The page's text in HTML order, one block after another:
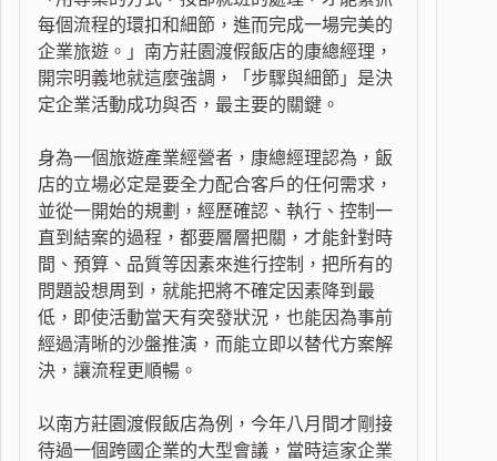
每個流程的環扣和細節，進而完成一場完美的
企業旅遊。」南方莊園渡假飯店的康總經理，
開宗明義地就這麼強調，「步驟與細節」是決
定企業活動成功與否，最主要的關鍵。
身為一個旅遊產業經營者，康總經理認為，飯
店的立場必定是要全力配合客戶的任何需求，
並從一開始的規劃，經歷確認、執行、控制一
直到結案的過程，都要層層把關，才能針對時
間、預算、品質等因素來進行控制，把所有的
問題設想周到，就能把將不確定因素降到最
低，即使活動當天有突發狀況，也能因為事前
經過清晰的沙盤推演，而能立即以替代方案解
決，讓流程更順暢。
以南方莊園渡假飯店為例，今年八月間才剛接
待過一個跨國企業的大型會議，當時這家企業